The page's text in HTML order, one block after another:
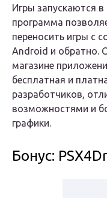
Игры запускаются
программа
переносить игры с
Android и обратно.
магазине
бесплатная и
разработчиков,
возможностями и
графики.
Бонус: